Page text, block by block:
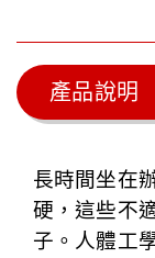
產品說明
長時間坐在
硬，這些不
子。人體工